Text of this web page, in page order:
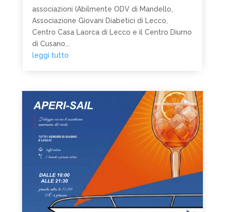
associazioni (Abilmente ODV di Mandello,
Associazione Giovani Diabetici di Lecco,
Centro Casa Laorca di Lecco e il Centro Diurno
di Cusano...
leggi tutto